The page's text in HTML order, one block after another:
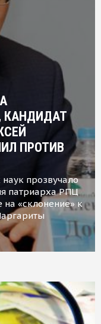
КАНДИДАТ
ПРОТИВ
прозвучало
патриарха РПЦ
«склонение» к